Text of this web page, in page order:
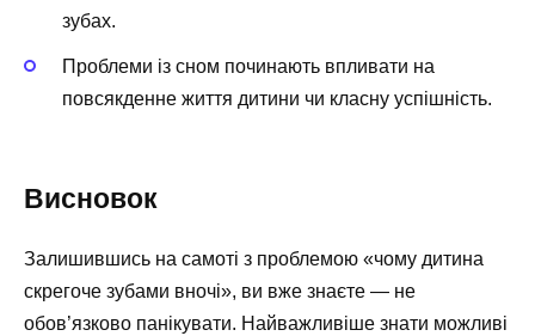
зубах.
Проблеми із сном починають впливати на
повсякденне життя дитини чи класну успішність.
Висновок
Залишившись на самоті з проблемою «чому дитина
скрегоче зубами вночі», ви вже знаєте — не
обов’язково панікувати. Найважливіше знати можливі